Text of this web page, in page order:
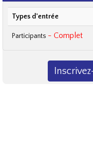
Types d'entrée
Participants - Complet